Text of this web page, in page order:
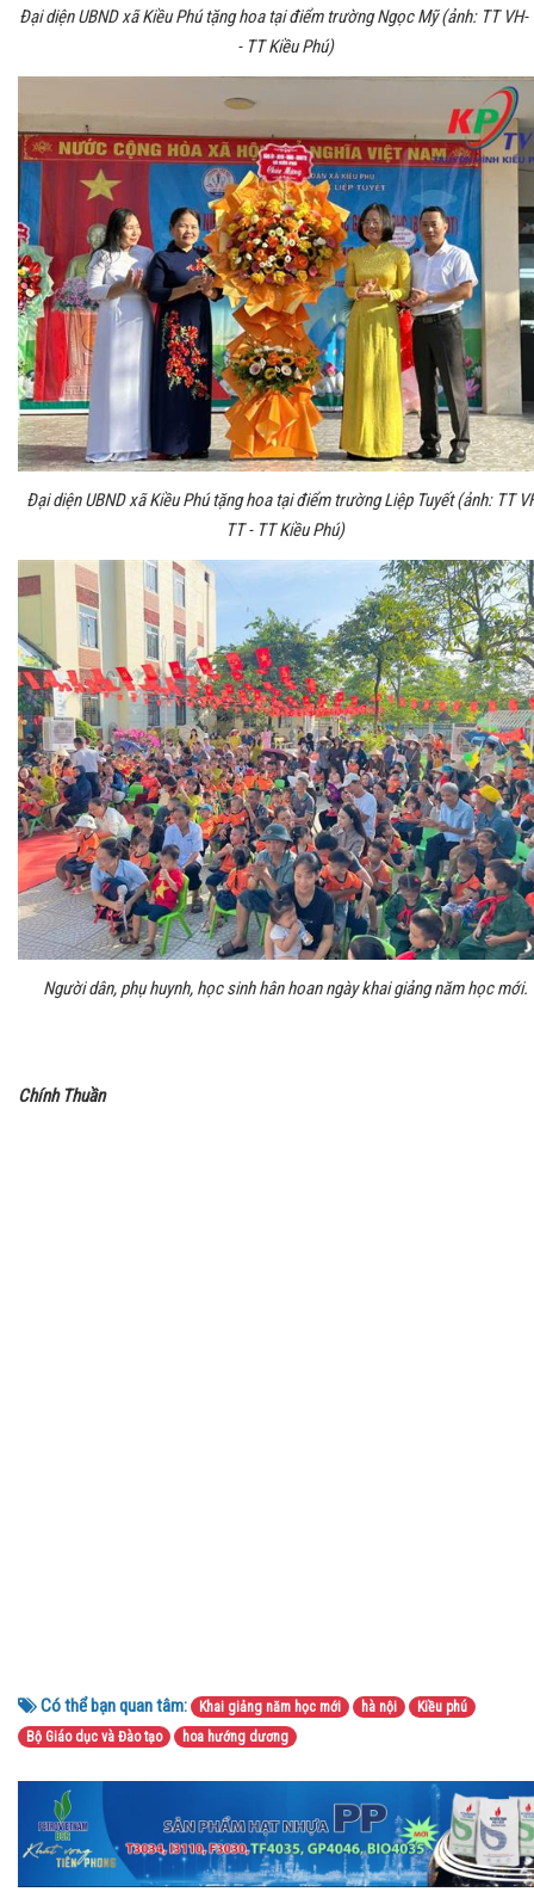
Đại diện UBND xã Kiều Phú tặng hoa tại điểm trường Ngọc Mỹ (ảnh: TT VH-
- TT Kiều Phú)
Đại diện UBND xã Kiều Phú tặng hoa tại điểm trường Liệp Tuyết (ảnh: TT
TT - TT Kiều Phú)
Người dân, phụ huynh, học sinh hân hoan ngày khai giảng năm học mới.
Chính Thuần
Có thể bạn quan tâm: Khai giảng năm học mới hà nội
Kiều phú
Bộ Giáo dục và Đào tạo
hoa hướng dương